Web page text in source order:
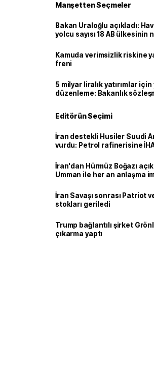
Manşetten Seçmeler
Bakan Uraloğlu açıkladı:
yolcu sayısı 18 AB ülkesinin
Kamuda verimsizlik riskine
freni
5 milyar liralık yatırımlar için
düzenleme: Bakanlık
Editörün Seçimi
İran destekli Husiler Suudi
vurdu: Petrol rafinerisine
İran'dan Hürmüz Boğazı
Umman ile her an anlaşma
İran Savaşı sonrası Patriot
stokları geriledi
Trump bağlantılı şirket
çıkarma yaptı